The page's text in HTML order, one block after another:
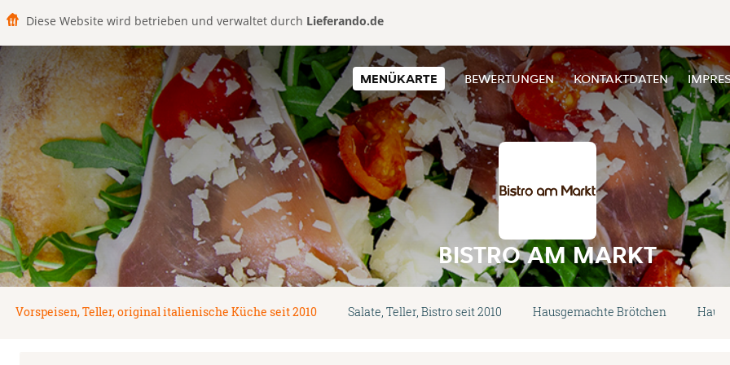
Diese Website wird betrieben und verwaltet durch Lieferando.de
MENÜKARTE BEWERTUNGEN KONTAKTDATEN
BISTRO AM MARKT
Vorspeisen, Teller, original italienische Küche seit 2010 Salate, Teller, Bistro seit 2010 Hausgemachte Brötchen